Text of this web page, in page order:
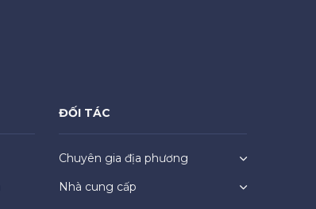
ĐỐI TÁC
Chuyên gia địa phương
Nhà cung cấp